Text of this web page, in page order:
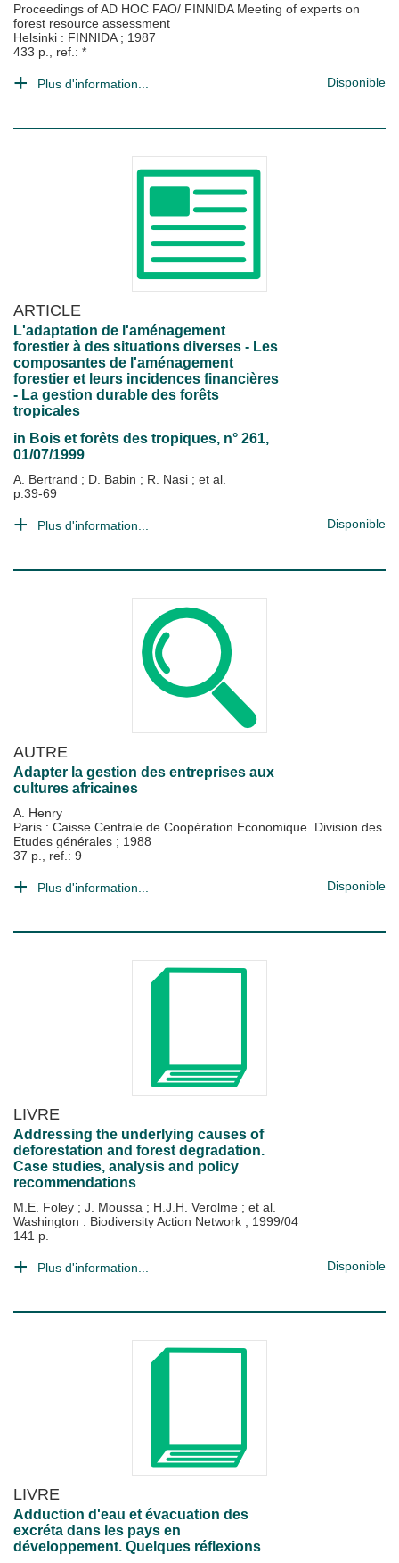
Proceedings of AD HOC FAO/ FINNIDA Meeting of experts on
forest resource assessment
Helsinki : FINNIDA ; 1987
433 p., ref.: *
Plus d'information... Disponible
ARTICLE
L'adaptation de l'aménagement
forestier à des situations diverses - Les
composantes de l'aménagement
forestier et leurs incidences financières
- La gestion durable des forêts
tropicales
in Bois et forêts des tropiques, n° 261,
01/07/1999
A. Bertrand ; D. Babin ; R. Nasi ; et al.
p.39-69
Plus d'information... Disponible
AUTRE
Adapter la gestion des entreprises aux
cultures africaines
A. Henry
Paris : Caisse Centrale de Coopération Economique. Division des
Etudes générales ; 1988
37 p., ref.: 9
Plus d'information... Disponible
LIVRE
Addressing the underlying causes of
deforestation and forest degradation.
Case studies, analysis and policy
recommendations
M.E. Foley ; J. Moussa ; H.J.H. Verolme ; et al.
Washington : Biodiversity Action Network ; 1999/04
141 p.
Plus d'information... Disponible
LIVRE
Adduction d'eau et évacuation des
excréta dans les pays en
développement. Quelques réflexions